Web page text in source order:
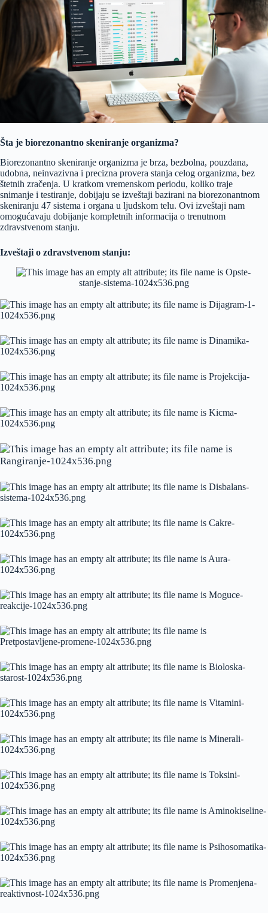
Šta je biorezonantno skeniranje organizma?
Biorezonantno skeniranje organizma je brza, bezbolna, pouzdana,
udobna, neinvazivna i precizna provera stanja celog organizma, bez
štetnih zračenja. U kratkom vremenskom periodu, koliko traje
snimanje i testiranje, dobijaju se izveštaji bazirani na biorezonantnom
skeniranju 47 sistema i organa u ljudskom telu. Ovi izveštaji nam
omogućavaju dobijanje kompletnih informacija o trenutnom
zdravstvenom stanju.
Izveštaji o zdravstvenom stanju: